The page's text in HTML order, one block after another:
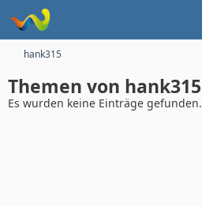
hank315
Themen von hank315
Es wurden keine Einträge gefunden.